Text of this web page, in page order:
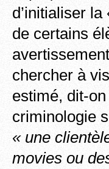
d’initialiser
de certains
chercher à
estimé, dit-
criminologie
« une
movies ou